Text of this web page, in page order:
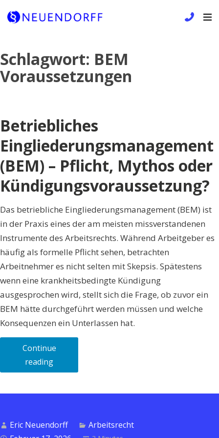
to
content
Schlagwort: BEM
Voraussetzungen
Betriebliches
Eingliederungsmanagement
(BEM) – Pflicht, Mythos oder
Kündigungsvoraussetzung?
Das betriebliche Eingliederungsmanagement (BEM) ist
in der Praxis eines der am meisten missverstandenen
Instrumente des Arbeitsrechts. Während Arbeitgeber es
häufig als formelle Pflicht sehen, betrachten
Arbeitnehmer es nicht selten mit Skepsis. Spätestens
wenn eine krankheitsbedingte Kündigung
ausgesprochen wird, stellt sich die Frage, ob zuvor ein
BEM hätte durchgeführt werden müssen und welche
Konsequenzen ein Unterlassen hat.
Continue
reading„Betriebliches
Eingliederungsmanagement
Mythos
Eric Neuendorff
Arbeitsrecht